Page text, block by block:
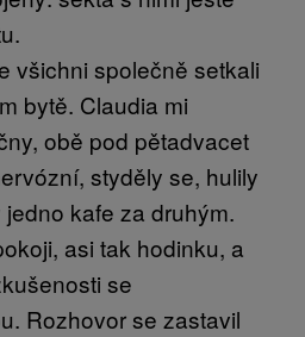
všichni společně setkali
bytě. Claudia mi
obě pod pětadvacet
styděly se, hulily
kafe za druhým.
asi tak hodinku, a
se
Rozhovor se zastavil